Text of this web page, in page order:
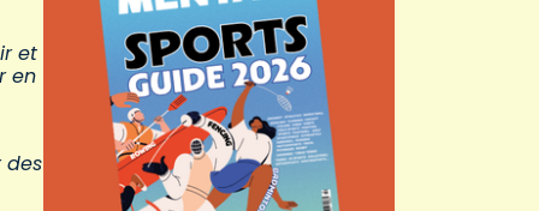
et
en
des